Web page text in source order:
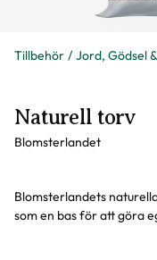
Tillbehör Jord, Gödsel
Naturell torv
Blomsterlandet
Blomsterlandets
som en bas för att göra